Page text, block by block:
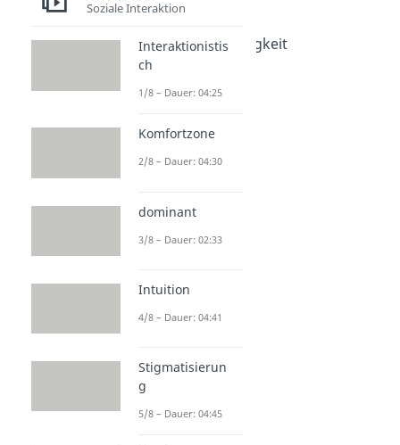
Emotionen
Emotionale Abhängigkeit
Dauer: 04:46
Dauer: 05:01
Dauer: 04:05
Antriebslosigkeit
Dauer: 05:05
Soziale Interaktion
Interaktionistis
ch
1/8 – Dauer: 04:25
Komfortzone
2/8 – Dauer: 04:30
dominant
3/8 – Dauer: 02:33
Intuition
4/8 – Dauer: 04:41
Stigmatisierun
g
5/8 – Dauer: 04:45